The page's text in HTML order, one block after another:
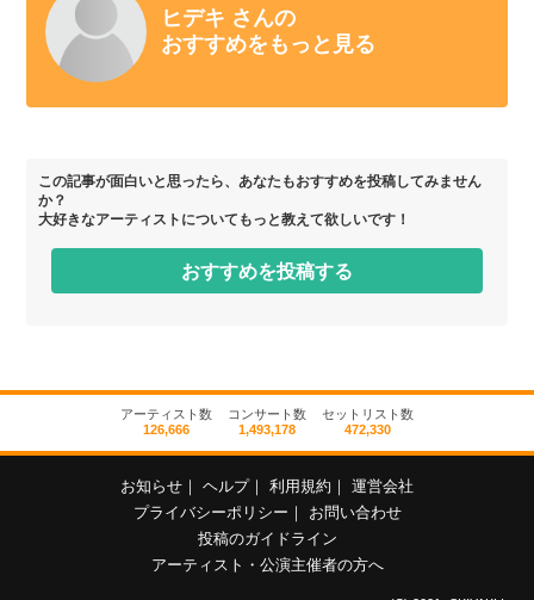
ヒデキ さんの
おすすめをもっと見る
この記事が面白いと思ったら、あなたもおすすめを投稿してみません
か？
大好きなアーティストについてもっと教えて欲しいです！
おすすめを投稿する
アーティスト数
126,666
コンサート数
1,493,178
セットリスト数
472,330
お知らせ ヘルプ 利用規約
運営会社
プライバシーポリシー
お問い合わせ
投稿のガイドライン
アーティスト・公演主催者の方へ